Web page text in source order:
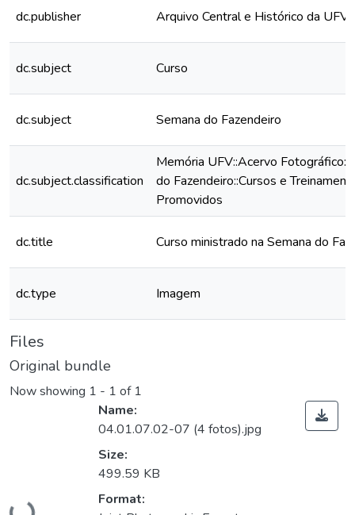
dc.publisher Arquivo Central e Histórico da UFV
dc.subject Curso
dc.subject Semana do Fazendeiro
dc.subject.classification
Memória UFV::Acervo
do Fazendeiro::Cursos e
Promovidos
dc.title Curso ministrado na Semana do
dc.type Imagem
Files
Original bundle
Now showing 1 - 1 of 1
Loading...
Name:
04.01.07.02-07 (4 fotos).jpg
Size:
499.59 KB
Format: